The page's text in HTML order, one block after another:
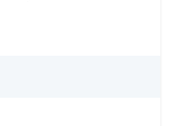
些指導方針。
糖應該是多少？